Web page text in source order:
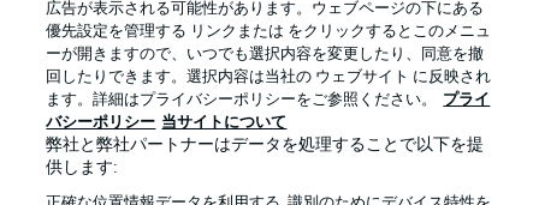
プライバシー・ポリシー 優先設定を管理する
利用条件 放送局
求人 選手
当サイトについて
広告が表示される可能性があります。ウェブページの下にある
優先設定を管理する リンクまたは をクリックするとこのメニュ
ーが開きますので、いつでも選択内容を変更したり、同意を撤
回したりできます。選択内容は当社の ウェブサイト に反映され
ます。詳細はプライバシーポリシーをご参照ください。
プライ
バシーポリシー 当サイトについて
弊社と弊社パートナーはデータを処理することで以下を提
供します: